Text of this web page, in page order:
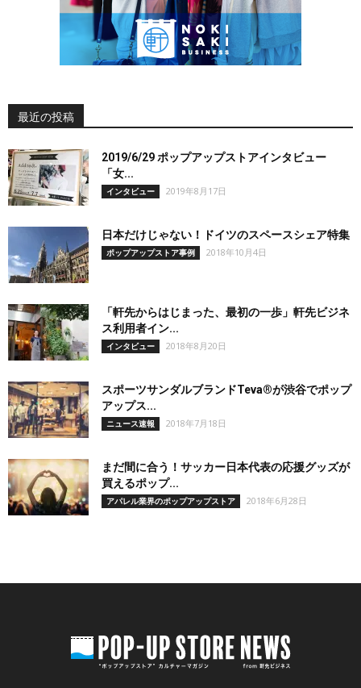
最近の投稿
2019/6/29 ポップアップストアインタビュー
「女...
インタビュー 2019年8月17日
日本だけじゃない！ドイツのスペースシェア特集
ポップアップストア事例 2018年10月4日
「軒先からはじまった、最初の一歩」軒先ビジネ
ス利用者イン...
インタビュー 2018年8月20日
スポーツサンダルブランドTeva®が渋谷でポップ
アップス...
ニュース速報 2018年7月18日
まだ間に合う！サッカー日本代表の応援グッズが
買えるポップ...
アパレル業界のポップアップストア 2018年6月28日